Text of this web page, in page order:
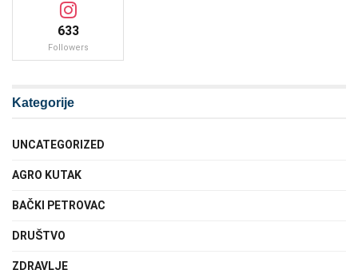
633
Followers
Kategorije
UNCATEGORIZED
AGRO KUTAK
BAČKI PETROVAC
DRUŠTVO
ZDRAVLJE